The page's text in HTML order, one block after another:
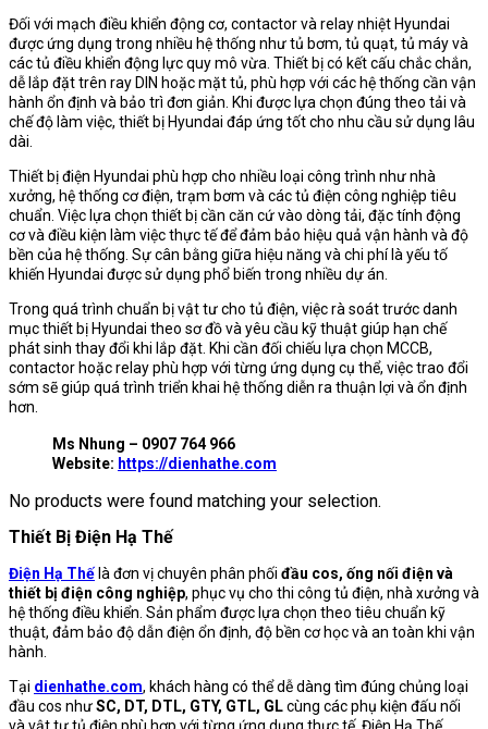
Đối với mạch điều khiển động cơ, contactor và relay nhiệt Hyundai
được ứng dụng trong nhiều hệ thống như tủ bơm, tủ quạt, tủ máy và
các tủ điều khiển động lực quy mô vừa. Thiết bị có kết cấu chắc chắn,
dễ lắp đặt trên ray DIN hoặc mặt tủ, phù hợp với các hệ thống cần vận
hành ổn định và bảo trì đơn giản. Khi được lựa chọn đúng theo tải và
chế độ làm việc, thiết bị Hyundai đáp ứng tốt cho nhu cầu sử dụng lâu
dài.
Thiết bị điện Hyundai phù hợp cho nhiều loại công trình như nhà
xưởng, hệ thống cơ điện, trạm bơm và các tủ điện công nghiệp tiêu
chuẩn. Việc lựa chọn thiết bị cần căn cứ vào dòng tải, đặc tính động
cơ và điều kiện làm việc thực tế để đảm bảo hiệu quả vận hành và độ
bền của hệ thống. Sự cân bằng giữa hiệu năng và chi phí là yếu tố
khiến Hyundai được sử dụng phổ biến trong nhiều dự án.
Trong quá trình chuẩn bị vật tư cho tủ điện, việc rà soát trước danh
mục thiết bị Hyundai theo sơ đồ và yêu cầu kỹ thuật giúp hạn chế
phát sinh thay đổi khi lắp đặt. Khi cần đối chiếu lựa chọn MCCB,
contactor hoặc relay phù hợp với từng ứng dụng cụ thể, việc trao đổi
sớm sẽ giúp quá trình triển khai hệ thống diễn ra thuận lợi và ổn định
hơn.
Ms Nhung – 0907 764 966
Website: https://dienhathe.com
No products were found matching your selection.
Thiết Bị Điện Hạ Thế
Điện Hạ Thế là đơn vị chuyên phân phối đầu cos, ống nối điện và
thiết bị điện công nghiệp, phục vụ cho thi công tủ điện, nhà xưởng và
hệ thống điều khiển. Sản phẩm được lựa chọn theo tiêu chuẩn kỹ
thuật, đảm bảo độ dẫn điện ổn định, độ bền cơ học và an toàn khi vận
hành.
Tại dienhathe.com, khách hàng có thể dễ dàng tìm đúng chủng loại
đầu cos nhưSC, DT, DTL, GTY, GTL, GLcùng các phụ kiện đấu nối
và vật tư tủ điện phù hợp với từng ứng dụng thực tế. Điện Hạ Thế